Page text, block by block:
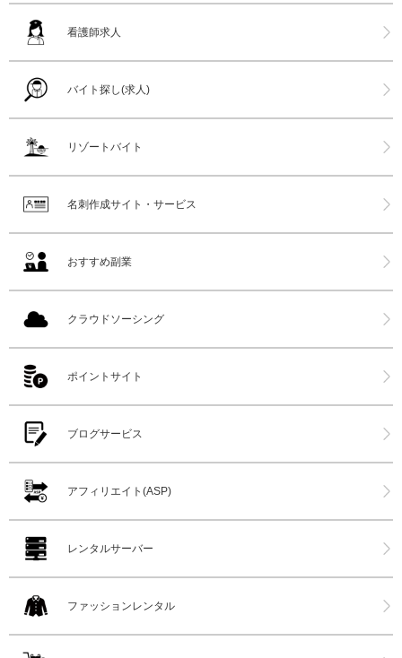
看護師求人
バイト探し(求人)
リゾートバイト
名刺作成サイト・サービス
おすすめ副業
クラウドソーシング
ポイントサイト
ブログサービス
アフィリエイト(ASP)
レンタルサーバー
ファッションレンタル